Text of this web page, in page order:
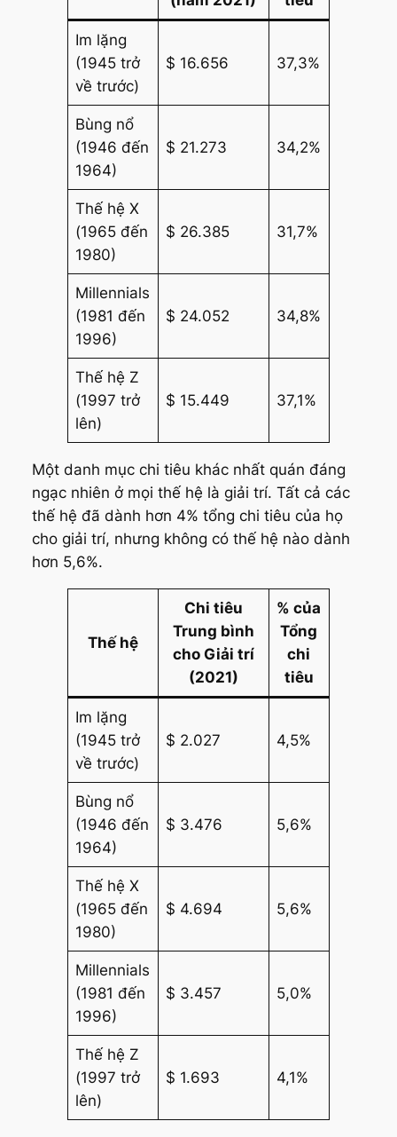
Im lặng
(1945 trở
về trước)
$ 16.656 37,3%
Bùng nổ
(1946 đến
1964)
$ 21.273 34,2%
Thế hệ X
(1965 đến
1980)
$ 26.385 31,7%
Millennials
(1981 đến
1996)
$ 24.052 34,8%
Thế hệ Z
(1997 trở
lên)
$ 15.449 37,1%
Một danh mục chi tiêu khác nhất quán đáng
ngạc nhiên ở mọi thế hệ là giải trí. Tất cả các
thế hệ đã dành hơn 4% tổng chi tiêu của họ
cho giải trí, nhưng không có thế hệ nào dành
hơn 5,6%.
Thế hệ
Chi tiêu
Trung bình
cho Giải trí
(2021)
% của
Tổng
chi
tiêu
Im lặng
(1945 trở
về trước)
$ 2.027 4,5%
Bùng nổ
(1946 đến
1964)
$ 3.476 5,6%
Thế hệ X
(1965 đến
1980)
$ 4.694 5,6%
Millennials
(1981 đến
1996)
$ 3.457 5,0%
Thế hệ Z
(1997 trở
lên)
$ 1.693 4,1%